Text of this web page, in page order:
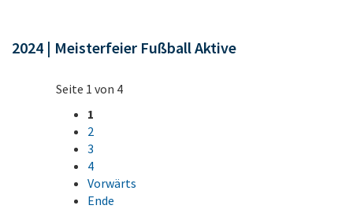
2024 | Meisterfeier Fußball Aktive
Seite 1 von 4
1
2
3
4
Vorwärts
Ende